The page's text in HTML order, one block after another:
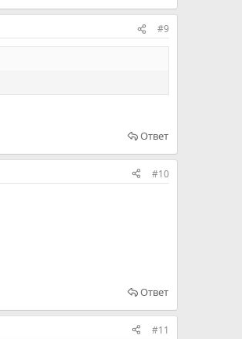
#9
Ответ
#10
Ответ
#11